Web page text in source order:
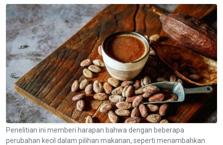
Penelitian ini memberi harapan bahwa dengan beberapa
perubahan kecil dalam pilihan makanan, seperti menambahkan